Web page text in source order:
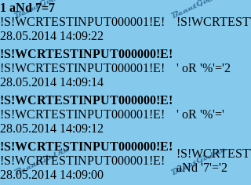
1 aNd 7=7
!S!WCRTESTINPUT000001!E!
28.05.2014 14:09:22
!S!WCRTESTINPUT000000!E!
!S!WCRTESTINPUT000001!E!
28.05.2014 14:09:14
' oR '%'='2
!S!WCRTESTINPUT000000!E!
!S!WCRTESTINPUT000001!E!
28.05.2014 14:09:12
' oR '%'='
!S!WCRTESTINPUT000000!E!
!S!WCRTESTINPUT000001!E!
28.05.2014 14:09:00
aNd '7'='2